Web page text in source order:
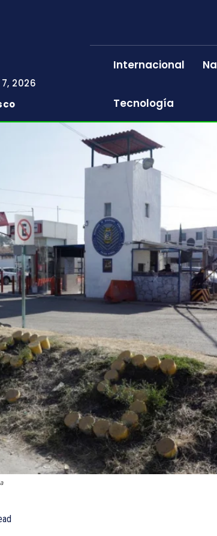
2026
Internacional
Tecnología